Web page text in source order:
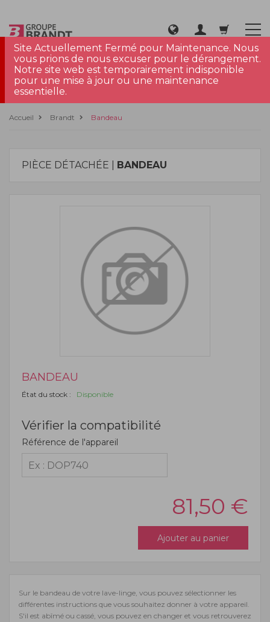
Site Actuellement Fermé pour Maintenance. Nous
vous prions de nous excuser pour le dérangement.
Notre site web est temporairement indisponible
pour une mise à jour ou une maintenance
essentielle.
Accueil Brandt Bandeau
PIÈCE DÉTACHÉE | BANDEAU
BANDEAU
État du stock : Disponible
Vérifier la compatibilité
Référence de l'appareil
81,50 €
Ajouter au panier
Sur le bandeau de votre lave-linge, vous pouvez sélectionner les
différentes instructions que vous souhaitez donner à votre appareil.
S'il est abîmé ou cassé, vous pouvez en changer et vous retrouverez